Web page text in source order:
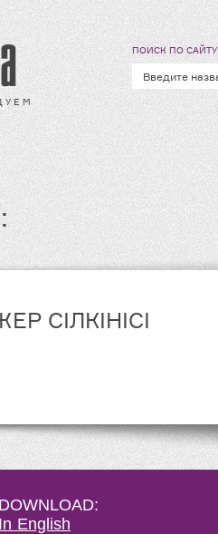
У Е М
ПОИСК ПО САЙТУ
СІЛКІНІСІ
DOWNLOAD:
In English